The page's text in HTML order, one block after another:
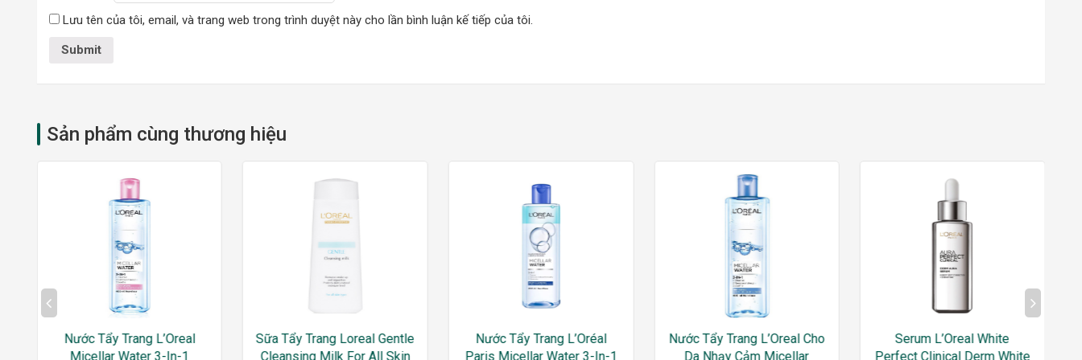
Lưu tên của tôi, email, và trang web trong trình duyệt này cho lần bình luận kế tiếp của tôi.
Sản phẩm cùng thương hiệu
Nước Tẩy Trang L’Oreal
Micellar Water 3-In-1
Sữa Tẩy Trang Loreal Gentle
Cleansing Milk For All Skin
Nước Tẩy Trang L’Oréal
Paris Micellar Water 3-In-1
Nước Tẩy Trang L’Oreal Cho
Da Nhạy Cảm Micellar
Serum L’Oreal White
Perfect Clinical Derm White